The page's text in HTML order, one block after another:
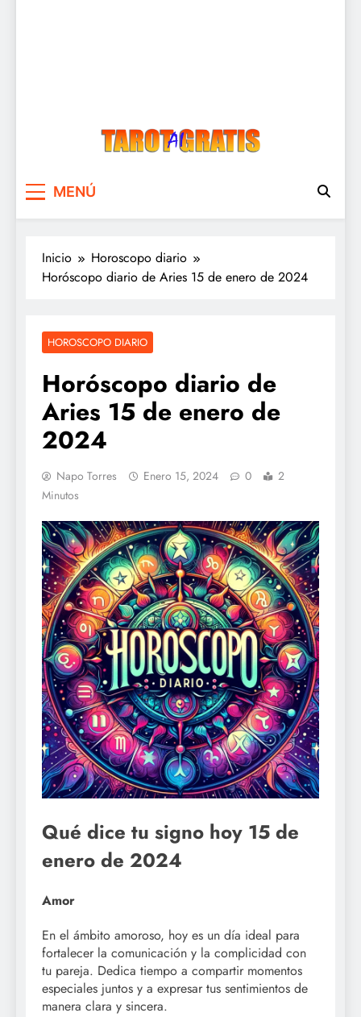
MENÚ
Inicio
Horoscopo diario
Horóscopo diario de Aries 15 de enero de 2024
HOROSCOPO DIARIO
Horóscopo diario de
Aries 15 de enero de
2024
Napo Torres Enero 15, 2024 0
2
Minutos
Qué dice tu signo hoy 15 de
enero de 2024
Amor
En el ámbito amoroso, hoy es un día ideal para
fortalecer la comunicación y la complicidad con
tu pareja. Dedica tiempo a compartir momentos
especiales juntos y a expresar tus sentimientos de
manera clara y sincera.